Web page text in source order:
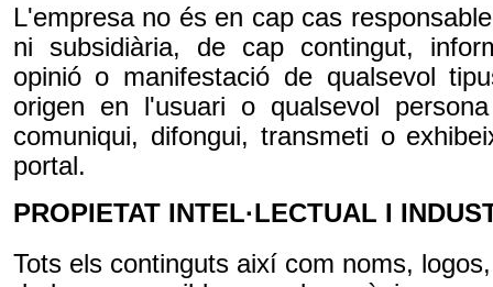
L'empresa no és en cap cas
ni subsidiària, de cap contingut,
opinió o manifestació de qualsevol
origen en l'usuari o qualsevol
comuniqui, difongui, transmeti o
portal.
PROPIETAT INTEL·LECTUAL I
Tots els continguts així com noms,